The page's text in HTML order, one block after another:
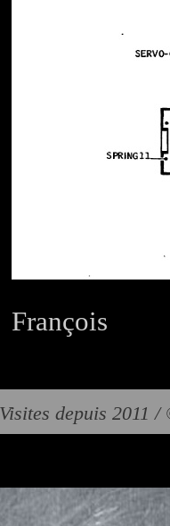
François
depuis 2011